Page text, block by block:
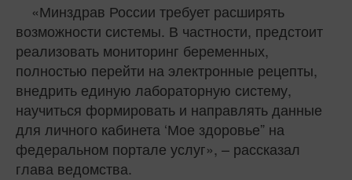
«Минздрав России требует расширять
возможности системы. В частности, предстоит
реализовать мониторинг беременных,
полностью перейти на электронные рецепты,
внедрить единую лабораторную систему,
научиться формировать и направлять данные
для личного кабинета ‘Мое здоровье” на
федеральном портале услуг», – рассказал
глава ведомства.